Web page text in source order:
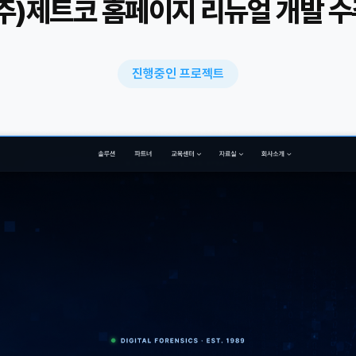
)제트코 홈페이지 리뉴얼 개발
진행중인 프로젝트